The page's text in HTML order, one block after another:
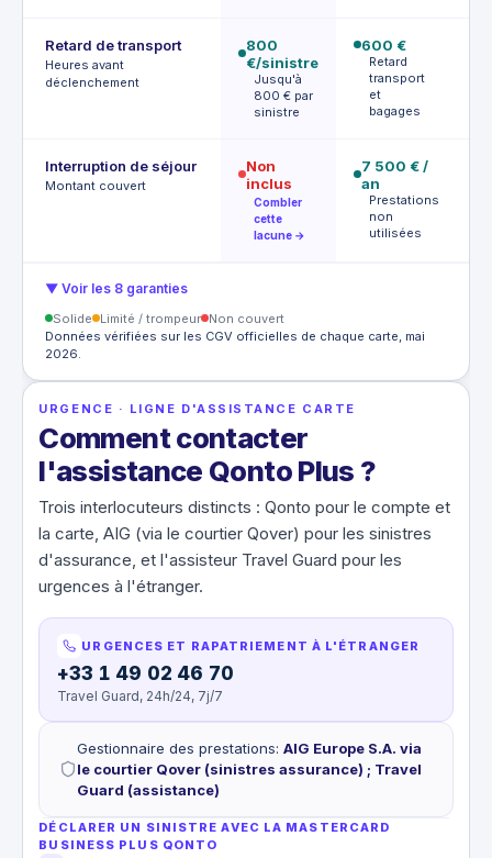
Retard de transport
Heures avant
déclenchement
800
€/sinistre
Jusqu'à
800 € par
sinistre
600 €
Retard
transport
et
bagages
Interruption de séjour
Montant couvert
Non
inclus
Combler
cette
lacune →
7 500 € /
an
Prestations
non
utilisées
▼ Voir les 8 garanties
Solide Limité / trompeur Non couvert
Données vérifiées sur les CGV officielles de chaque carte, mai
2026.
URGENCE · LIGNE D'ASSISTANCE CARTE
Comment contacter
l'assistance Qonto Plus ?
Trois interlocuteurs distincts : Qonto pour le compte et
la carte, AIG (via le courtier Qover) pour les sinistres
d'assurance, et l'assisteur Travel Guard pour les
urgences à l'étranger.
URGENCES ET RAPATRIEMENT À L'ÉTRANGER
+33 1 49 02 46 70
Travel Guard, 24h/24, 7j/7
Gestionnaire des prestations: AIG Europe S.A. via
le courtier Qover (sinistres assurance) ; Travel
Guard (assistance)
DÉCLARER UN SINISTRE AVEC LA MASTERCARD
BUSINESS PLUS QONTO